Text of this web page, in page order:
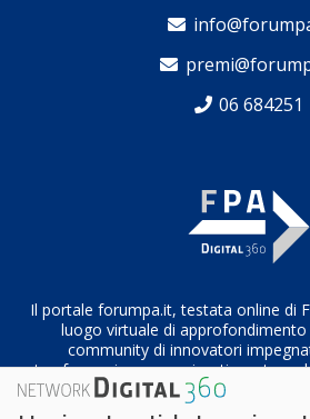
06 684251
Il portale forumpa.it, testata online di
luogo virtuale di
community di innovatori
trasformazione organizzativa e